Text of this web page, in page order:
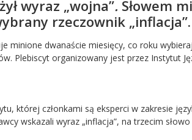
wyraz „wojna”. Słowem
rzeczownik „inflacja”.
minione dwanaście miesięcy, co roku
Plebiscyt organizowany jest przez Instytut
której członkami są eksperci w zakresie
wskazali wyraz „inflacja”, na trzecim